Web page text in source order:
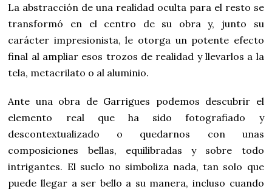
La abstracción de una realidad oculta para el resto se
transformó en el centro de su obra y, junto su
carácter impresionista, le otorga un potente efecto
final al ampliar esos trozos de realidad y llevarlos a la
tela, metacrilato o al aluminio.
Ante una obra de Garrigues podemos descubrir el
elemento real que ha sido fotografiado y
descontextualizado o quedarnos con unas
composiciones bellas, equilibradas y sobre todo
intrigantes. El suelo no simboliza nada, tan solo que
puede llegar a ser bello a su manera, incluso cuando